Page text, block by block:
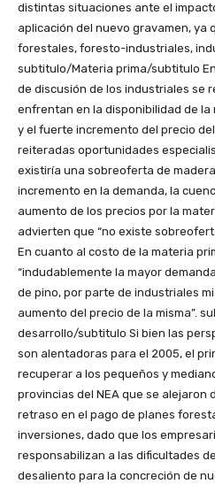
distintas situaciones ante el
aplicación del nuevo gravamen, ya
forestales, foresto-industriales,
subtitulo/Materia prima/subtitulo
de discusión de los industriales se
enfrentan en la disponibilidad de la
y el fuerte incremento del precio
reiteradas oportunidades
existiría una sobreoferta de
incremento en la demanda, la
aumento de los precios por la
advierten que “no existe
En cuanto al costo de la materia
“indudablemente la mayor
de pino, por parte de industriales
aumento del precio de la misma”.
desarrollo/subtitulo Si bien las
son alentadoras para el 2005, el
recuperar a los pequeños y
provincias del NEA que se alejaron
retraso en el pago de planes
inversiones, dado que los
responsabilizan a las dificultades
desaliento para la concreción de